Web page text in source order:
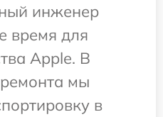
инженер
время для
Apple. В
мы
в